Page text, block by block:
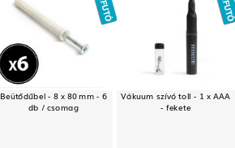
Beütődűbel - 8 x 80 mm - 6
db / csomag
Vákuum szívó toll - 1 x AAA
- fekete